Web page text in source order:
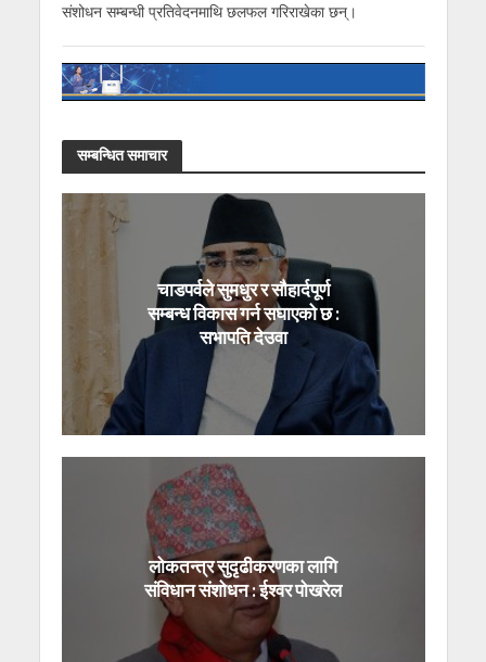
संशोधन सम्बन्धी प्रतिवेदनमाथि छलफल गरिराखेका छन्।
सम्बन्धित समाचार
चाडपर्वले सुमधुर र सौहार्दपूर्ण
सम्बन्ध विकास गर्न सघाएको छ :
सभापति देउवा
लोकतन्त्र सुदृढीकरणका लागि
संविधान संशोधन : ईश्वर पोखरेल